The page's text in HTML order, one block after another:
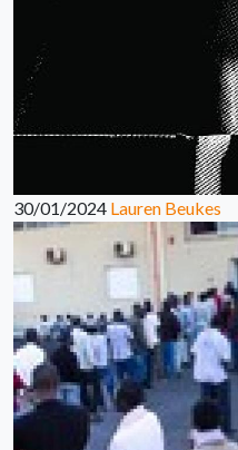
30/01/2024 Lauren Beukes